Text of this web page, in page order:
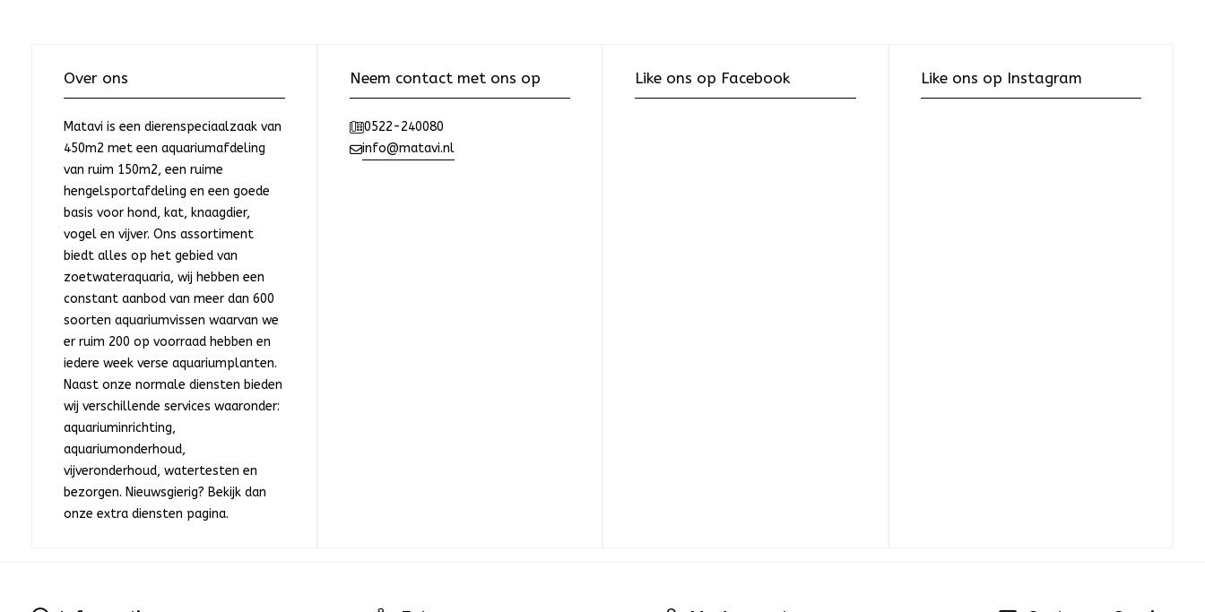
Over ons
Matavi is een dierenspeciaalzaak van
450m2 met een aquariumafdeling
van ruim 150m2, een ruime
hengelsportafdeling en een goede
basis voor hond, kat, knaagdier,
vogel en vijver. Ons assortiment
biedt alles op het gebied van
zoetwateraquaria, wij hebben een
constant aanbod van meer dan 600
soorten aquariumvissen waarvan we
er ruim 200 op voorraad hebben en
iedere week verse aquariumplanten.
Naast onze normale diensten bieden
wij verschillende services waaronder:
aquariuminrichting,
aquariumonderhoud,
vijveronderhoud, watertesten en
bezorgen. Nieuwsgierig? Bekijk dan
onze extra diensten pagina.
Neem contact met ons op
0522-240080
info@matavi.nl
Like ons op Facebook Like ons op Instagram